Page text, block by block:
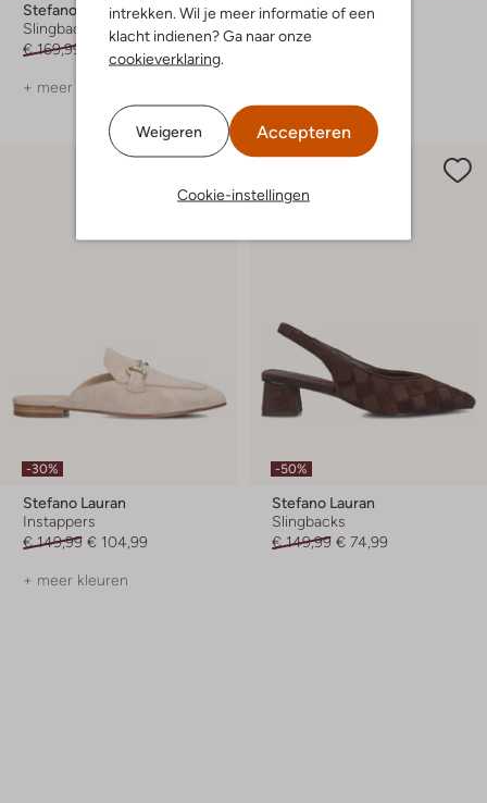
intrekken. Wil je meer informatie of een
klacht indienen? Ga naar onze
cookieverklaring.
Weigeren Accepteren
Cookie-instellingen
Stefano Lauran
Slingbacks
€ 169,99
€ 84,99
+ meer kleuren
Stefano Lauran
Loafers
-30%
Stefano Lauran
Instappers
€ 149,99 € 104,99
+ meer kleuren
-50%
Stefano Lauran
Slingbacks
€ 149,99 € 74,99